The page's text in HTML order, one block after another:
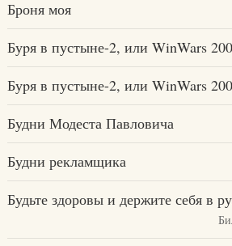
Броня моя
Буpя в пустыне-2, или WinWars
Буpя в пустыне-2, или WinWars
Будни Модеста Павловича
Будни рекламщика
Будьте здоровы и держите себя в